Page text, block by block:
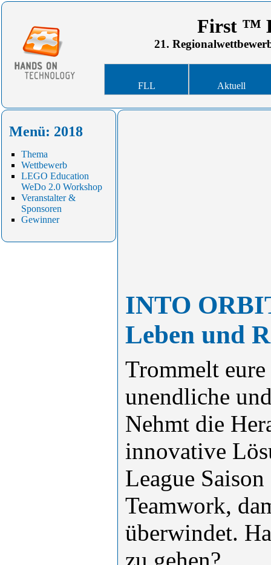
First ™
21.
FLL Aktuell
Menü: 2018
Thema
Wettbewerb
LEGO Education
WeDo 2.0 Workshop
Veranstalter &
Sponsoren
Gewinner
INTO
Leben und
Trommelt
unendliche
Nehmt die
innovative
League
Teamwork,
überwindet.